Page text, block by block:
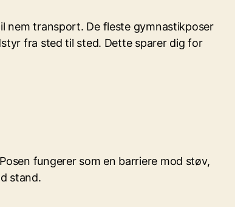
nem transport. De fleste gymnastikposer
fra sted til sted. Dette sparer dig for
fungerer som en barriere mod støv,
stand.